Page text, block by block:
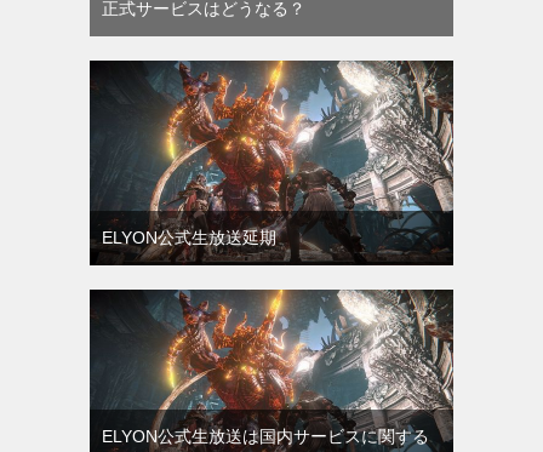
正式サービスはどうなる？
ELYON公式生放送延期
ELYON公式生放送は国内サービスに関する